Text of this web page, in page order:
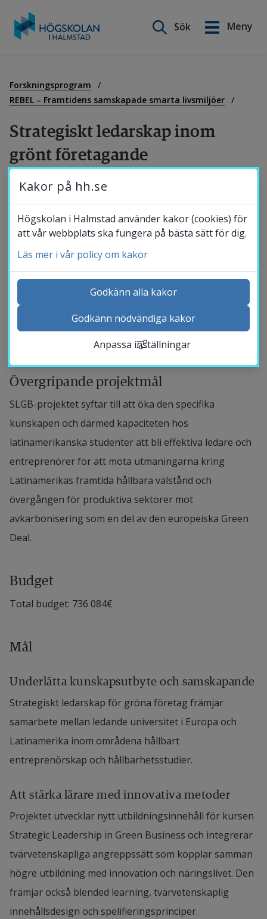
innehåll
Sök
Meny
Forskningsprogram
REBEL – Framtidens samskapade smarta livsmiljöer
Strategiskt ledarskap inom
grönt företagande
Strategiskt ledarskap inom grönt
företagande stödjer övergången till hållbara
produktionsmodeller i Latinamerika, i linje
med den europeiska gröna given. Det ger
studenter och entreprenörer färdigheter att
driva en grönare ekonomi genom att
utveckla innovativa affärslösningar som tar
itu med utmaningar inom hållbar utveckling
och minskade koldioxidutsläpp.
Övergripande projektmål
SLGB-projektet syftar till att öka den specifika
kunskapen och därmed kapaciteten hos
latinamerikanska studenter att bli effektiva ledare och
entreprenörer för att möta utmaningarna kring
Latinamerikas framtida hållbara välstånd och
övergången för produktiva sektorer mot
avkarbonisering som en del av den europeiska Green
Deal.
Budget
Total budget: 736 084€
Mål
Underlätta kunskapsutbyte och samskapande
Strategiskt ledarskap för gröna företag främjar
samarbete mellan ledande universitet i Europa och
Latinamerika inom områdena hållbart
entreprenörskap och hållbarhetsstudier.
Att stärka lärare med innovativa metoder
Projektet utvecklar nytt utbildningsinnehåll för kursen
Strategic Leadership in Green Business och integrerar
tvärvetenskapliga angreppssätt som kopplar samman
högre utbildning med innovation och näringslivet. Den
främjar också blended learning, tvärvetenskaplig
innehållsdesign och spelifieringsprinciper.
English
Utbildning
Forskning
Samverkan
Om Högskolan
Bibliotek
Kontakta och besök oss
Kalender
Sök personal
Studentwebb
Medarbetarwebb Insidan
Länk till
Kakor på hh.se
Högskolan i Halmstad använder kakor (cookies) för
att vår webbplats ska fungera på bästa sätt för dig.
Läs mer i vår policy om kakor
Godkänn alla kakor
Godkänn nödvändiga kakor
Anpassa inställningar